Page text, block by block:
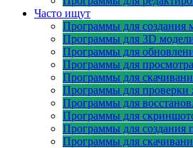
Часто ищут
Программы для создания
Программы для 3D
Программы для
Программы для
Программы для
Программы для проверки
Программы для
Программы для
Программы для создания
Программы для